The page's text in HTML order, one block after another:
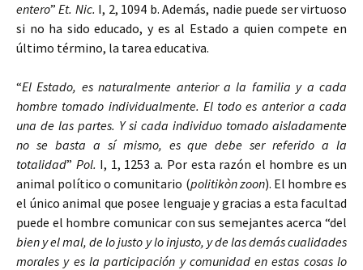
entero”Et. Nic. I, 2, 1094 b. Además, nadie puede ser virtuoso
si no ha sido educado, y es al Estado a quien compete en
último término, la tarea educativa.
“El Estado, es naturalmente anterior a la familia y a cada
hombre tomado individualmente. El todo es anterior a cada
una de las partes. Y si cada individuo tomado aisladamente
no se basta a sí mismo, es que debe ser referido a la
totalidad” Pol. I, 1, 1253 a. Por esta razón el hombre es un
animal político o comunitario (politikòn zoon). El hombre es
el único animal que posee lenguaje y gracias a esta facultad
puede el hombre comunicar con sus semejantes acerca “del
bien y el mal, de lo justo y lo injusto, y de las demás cualidades
morales y es la participación y comunidad en estas cosas lo